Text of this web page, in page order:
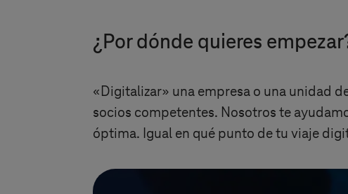
¿Por dónde quieres
«Digitalizar» una empresa o una unidad
socios competentes. Nosotros te
óptima. Igual en qué punto de tu viaje